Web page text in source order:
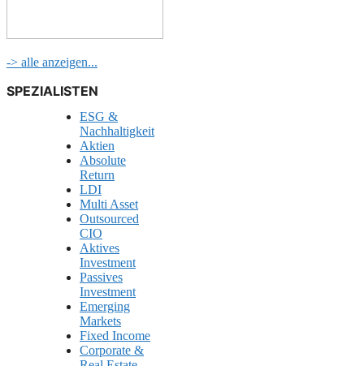
-> alle anzeigen...
SPEZIALISTEN
ESG &
Nachhaltigkeit
Aktien
Absolute
Return
LDI
Multi Asset
Outsourced
CIO
Aktives
Investment
Passives
Investment
Emerging
Markets
Fixed Income
Corporate &